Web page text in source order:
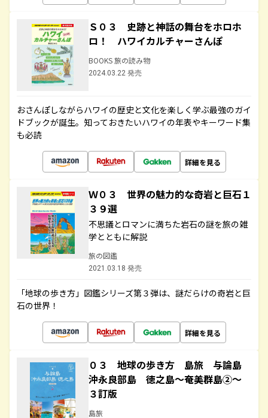
Ｓ０３ 史跡と神話の舞台をホロホ
ロ！ ハワイカルチャーさんぽ
BOOKS 旅の読み物
2024.03.22 発売
おさんぽしながらハワイの歴史と文化を楽しく学ぶ最強のガイ
ドブックが誕生。知っておきたいハワイの年表やキーワード集
も必読
詳細を見る
Ｗ０３ 世界の魅力的な奇岩と巨石１
３９選
不思議とロマンに満ちた岩石の謎を旅の雑
学とともに解説
旅の図鑑
2021.03.18 発売
「地球の歩き方」図鑑シリーズ第３弾は、謎だらけの奇岩と巨
石の世界！
詳細を見る
０３ 地球の歩き方 島旅 与論島
沖永良部島 徳之島～奄美群島②～
３訂版
島旅